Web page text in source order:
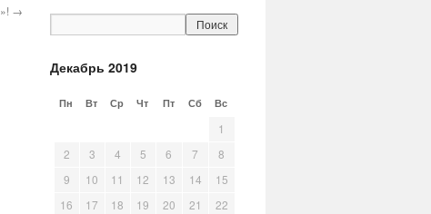
Декабрь 2019
Пн Вт Ср Чт Пт Сб Вс
1
2
3 4 5 6 7
8
9
10 11 12 13 14
15
16
17 18 19 20 21
22
→